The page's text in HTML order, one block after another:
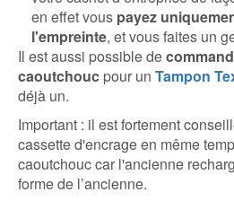
en effet vous payez
l'empreinte, et vous faites un
Il est aussi possible de
caoutchouc pour un Tampon
déjà un.
Important : il est fortement
cassette d'encrage en même
caoutchouc car l'ancienne
forme de l’ancienne.